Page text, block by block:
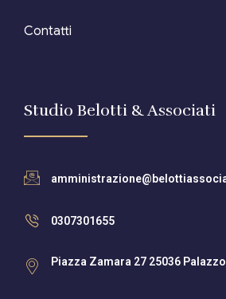
Contatti
Studio Belotti & Associati
0307301655
Piazza Zamara 27 25036